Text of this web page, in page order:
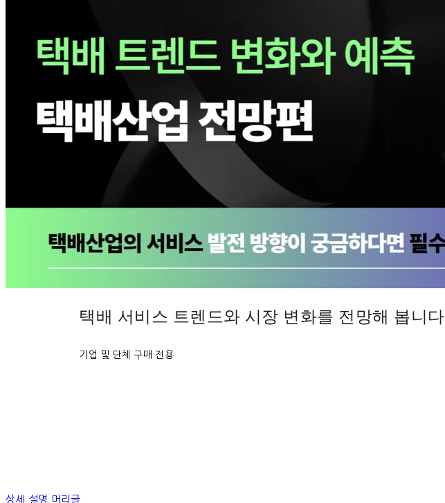
택배 서비스 트렌드와 시장 변화를 전망해 봅니다
기업 및 단체 구매 전용
상세 설명 머리글